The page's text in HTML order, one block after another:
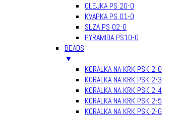
OLEJKA PS 20-0
KVAPKA PS 01-0
SLZA PS 02-0
PYRAMIDA PS10-0
BEADS
▼
KORALKA NA KRK PSK 2-0
KORALKA NA KRK PSK 2-3
KORALKA NA KRK PSK 2-4
KORALKA NA KRK PSK 2-5
KORALKA NA KRK PSK 2-G